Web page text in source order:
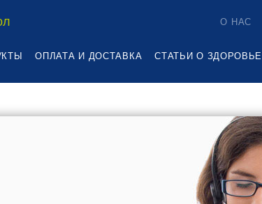
О НАС
ОПЛАТА И ДОСТАВКА СТАТЬИ О ЗДОРОВЬЕ